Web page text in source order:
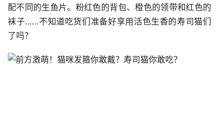
配不同的生鱼片。粉红色的背包、橙色的领带和红色的
袜子……不知道吃货们准备好享用活色生香的寿司猫们
了吗？